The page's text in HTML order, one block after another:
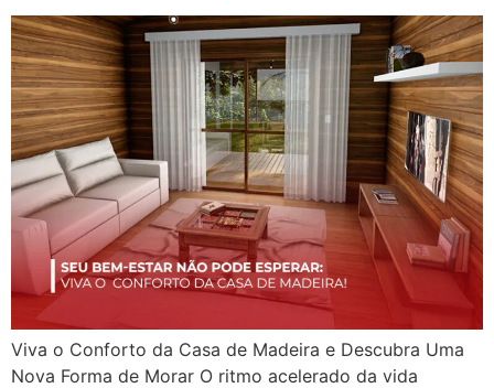
Viva o Conforto da Casa de Madeira e Descubra Uma
Nova Forma de Morar O ritmo acelerado da vida